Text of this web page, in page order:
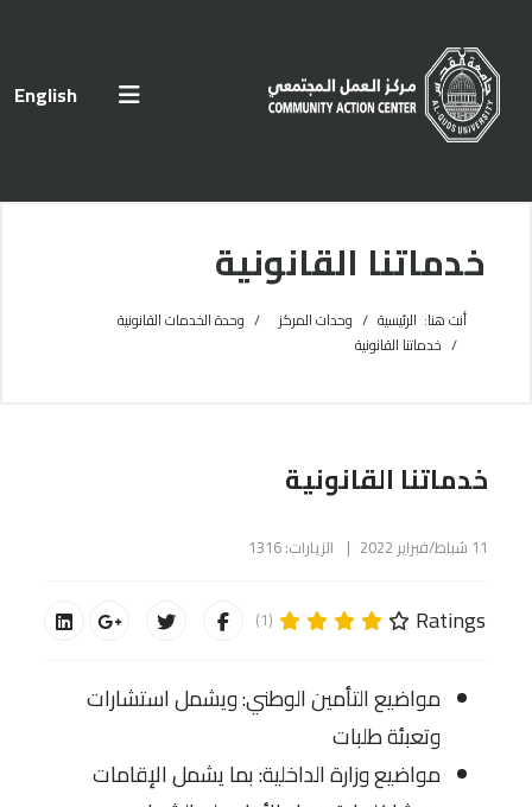
اختر لغتك
English
خدماتنا القانونية
أنت هنا: الرئيسية وحدات المركز
وحدة الخدمات القانونية
خدماتنا القانونية
خدماتنا القانونية
11 شباط/فبراير 2022 الزيارات: 1316
Ratings
(1)
مواضيع التأمين الوطني: ويشمل استشارات
وتعبئة طلبات
مواضيع وزارة الداخلية: بما يشمل الإقامات